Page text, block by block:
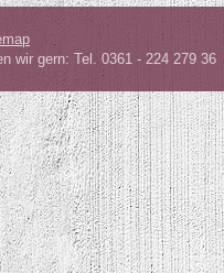
wir gern: Tel. 0361 - 224 279 36